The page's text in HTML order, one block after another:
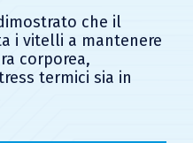
che il
i vitelli a mantenere
corporea,
termici sia in